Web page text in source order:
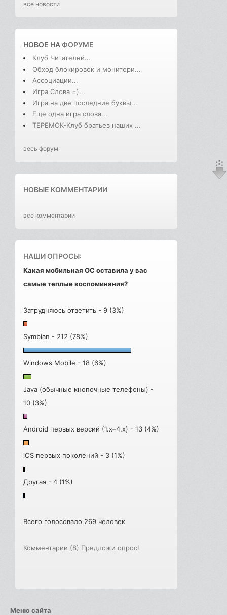
все новости
НОВОЕ НАФОРУМЕ
Клуб Читателей...
Обход блокировок и монитори...
Ассоциации...
Игра Слова =)...
Игра на две последние буквы...
Еще одна игра слова...
ТЕРЕМОК-Клуб братьев наших ...
весь форум
НОВЫЕ КОММЕНТАРИИ
все комментарии
НАШИ ОПРОСЫ:
Какая мобильная ОС оставила у вас
самые теплые воспоминания?
Затрудняюсь ответить - 9 (3%)
Symbian - 212 (78%)
Windows Mobile - 18 (6%)
Java (обычные кнопочные телефоны) -
10 (3%)
Android первых версий (1.x–4.x) - 13 (4%)
iOS первых поколений - 3 (1%)
Другая - 4 (1%)
Всего голосовало 269 человек
Комментарии (8) Предложи опрос!
Меню сайта